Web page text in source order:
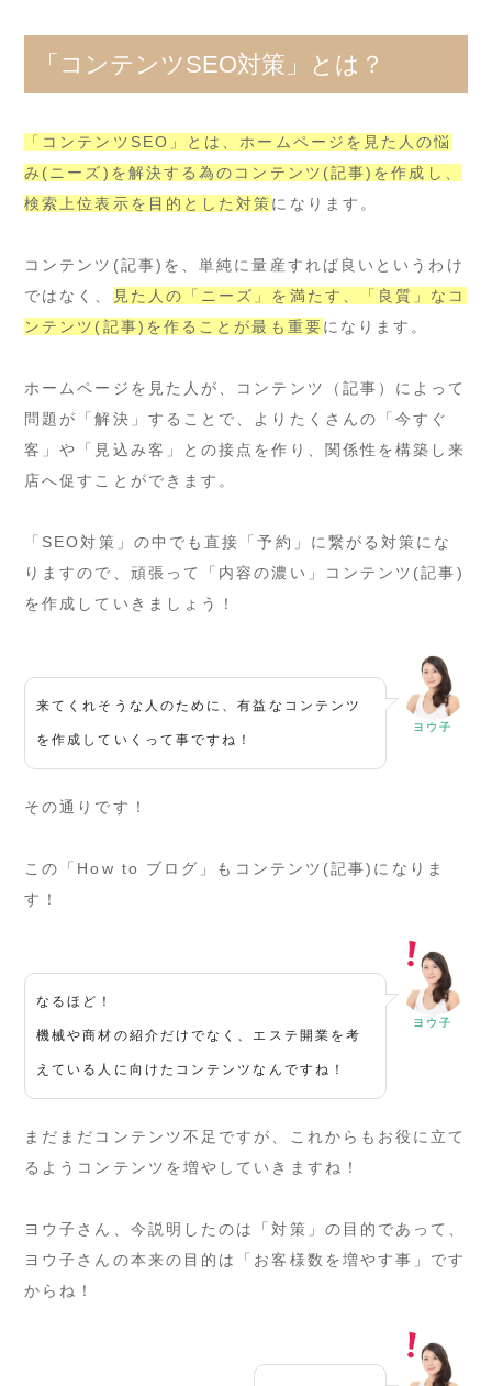
「コンテンツSEO対策」とは？
「コンテンツSEO」とは、ホームページを見た人の悩
み(ニーズ)を解決する為のコンテンツ(記事)を作成し、
検索上位表示を目的とした対策になります。
コンテンツ(記事)を、単純に量産すれば良いというわけ
ではなく、
見た人の「ニーズ」を満たす、「良質」なコ
ンテンツ(記事)を作ることが最も重要になります。
ホームページを見た人が、コンテンツ（記事）によって
問題が「解決」することで、よりたくさんの「今すぐ
客」や「見込み客」との接点を作り、関係性を構築し来
店へ促すことができます。
「SEO対策」の中でも直接「予約」に繋がる対策にな
りますので、頑張って「内容の濃い」コンテンツ(記事)
を作成していきましょう！
来てくれそうな人のために、有益なコンテンツ
を作成していくって事ですね！
ヨウ子
その通りです！
この「How to ブログ」もコンテンツ(記事)になりま
す！
なるほど！
機械や商材の紹介だけでなく、エステ開業を考
えている人に向けたコンテンツなんですね！
ヨウ子
まだまだコンテンツ不足ですが、これからもお役に立て
るようコンテンツを増やしていきますね！
ヨウ子さん、今説明したのは「対策」の目的であって、
ヨウ子さんの本来の目的は「お客様数を増やす事」です
からね！